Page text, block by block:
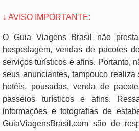
↓ AVISO IMPORTANTE:
O Guia Viagens Brasil não
hospedagem, vendas de pacotes
serviços turísticos e afins. Portanto,
seus anunciantes, tampouco
hotéis, pousadas, venda de
passeios turísticos e afins.
informações e fotografias de
GuiaViagensBrasil.com são de